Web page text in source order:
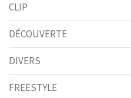
CLIP
DÉCOUVERTE
DIVERS
FREESTYLE